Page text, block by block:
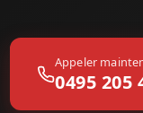
Appeler
0495 205